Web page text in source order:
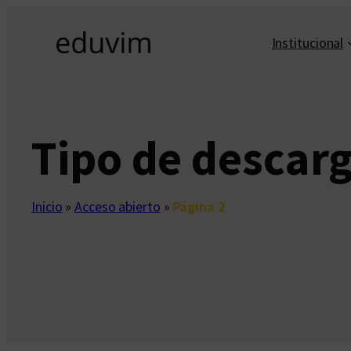
contenido
Institucional
Tipo de
Inicio »Acceso abierto » Página 2